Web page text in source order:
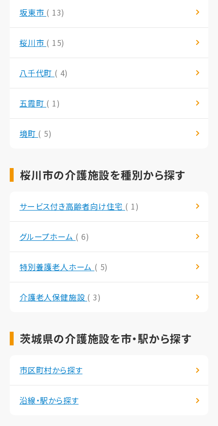
坂東市 ( 13)
桜川市 ( 15)
八千代町 ( 4)
五霞町 ( 1)
境町 ( 5)
桜川市の介護施設を種別から探す
サービス付き高齢者向け住宅 ( 1)
グループホーム ( 6)
特別養護老人ホーム ( 5)
介護老人保健施設 ( 3)
茨城県の介護施設を市・駅から探す
市区町村から探す
沿線・駅から探す